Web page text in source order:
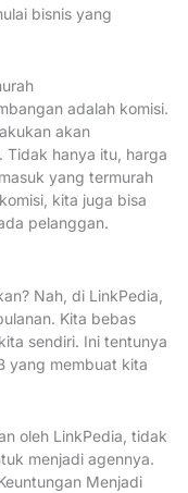
bisnis yang
adalah komisi.
akan
Tidak hanya itu, harga
yang termurah
kita juga bisa
pelanggan.
Nah, di LinkPedia,
Kita bebas
sendiri. Ini tentunya
yang membuat kita
oleh LinkPedia, tidak
menjadi agennya.
Menjadi